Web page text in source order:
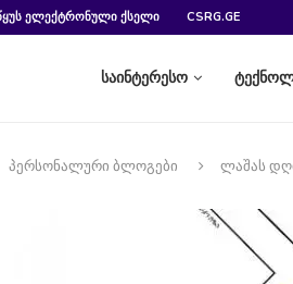
ᲔᲚᲔᲥᲢᲠᲝᲜᲣᲚᲘ ᲥᲡᲔᲚᲘ CSRG.GE
საინტერესო
პერსონალური ბლოგები ლაშას